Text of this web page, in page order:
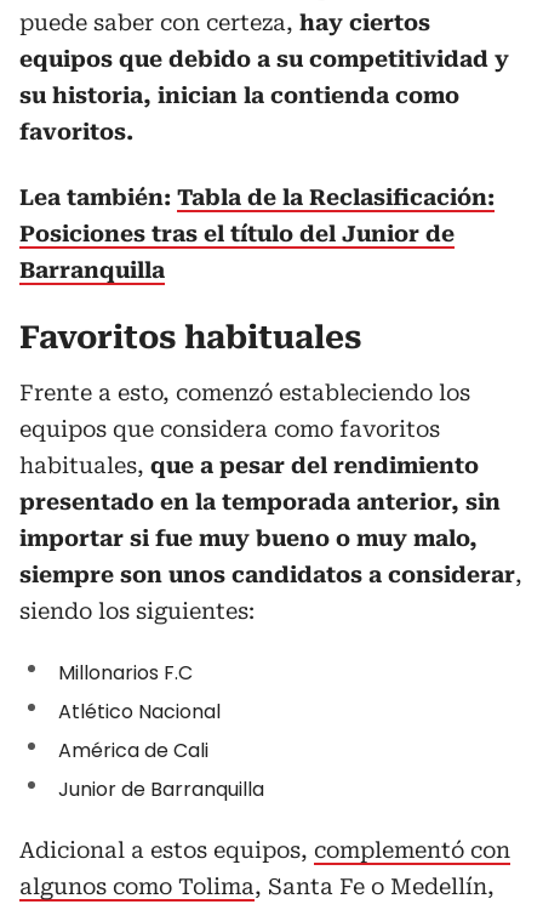
puede saber con certeza, hay ciertos
equipos que debido a su competitividad y
su historia, inician la contienda como
favoritos.
Lea también: Tabla de la Reclasificación:
Posiciones tras el título del Junior de
Barranquilla
Favoritos habituales
Frente a esto, comenzó estableciendo los
equipos que considera como favoritos
habituales, que a pesar del rendimiento
presentado en la temporada anterior, sin
importar si fue muy bueno o muy malo,
siempre son unos candidatos a considerar,
siendo los siguientes:
Millonarios F.C
Atlético Nacional
América de Cali
Junior de Barranquilla
Adicional a estos equipos, complementó con
algunos como Tolima, Santa Fe o Medellín,